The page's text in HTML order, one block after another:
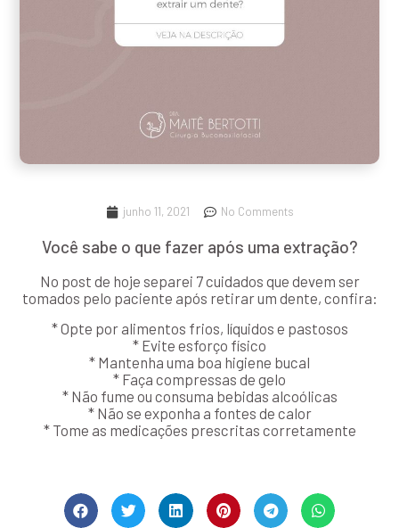
junho 11, 2021 No Comments
Você sabe o que fazer após uma extração?
No post de hoje separei 7 cuidados que devem ser
tomados pelo paciente após retirar um dente, confira:
* Opte por alimentos frios, líquidos e pastosos
* Evite esforço físico
* Mantenha uma boa higiene bucal
* Faça compressas de gelo
* Não fume ou consuma bebidas alcoólicas
* Não se exponha a fontes de calor
* Tome as medicações prescritas corretamente